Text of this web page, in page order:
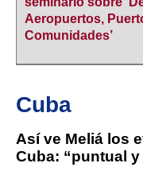
Aeropuertos,
Comunidades’
Cuba
Así ve Meliá los
Cuba: “puntual